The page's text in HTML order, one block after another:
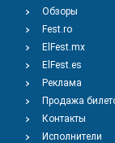
Обзоры
Fest.ro
ElFest.mx
ElFest.es
Реклама
Продажа
Контакты
Исполнители